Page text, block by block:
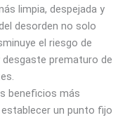
limpia, despejada y
desorden no solo
el riesgo de
prematuro de
beneficios más
un punto fijo